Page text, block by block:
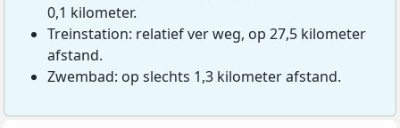
0,1 kilometer.
Treinstation: relatief ver weg, op 27,5 kilometer
afstand.
Zwembad: op slechts 1,3 kilometer afstand.